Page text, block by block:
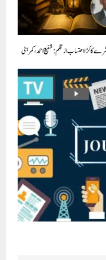
کا کڑا احتساب از قلم: شفیع احمد، کمرہٹی